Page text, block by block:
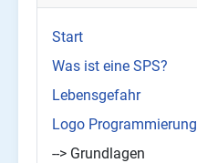
Start
Was ist eine SPS?
Lebensgefahr
Logo Programmierung
--> Grundlagen